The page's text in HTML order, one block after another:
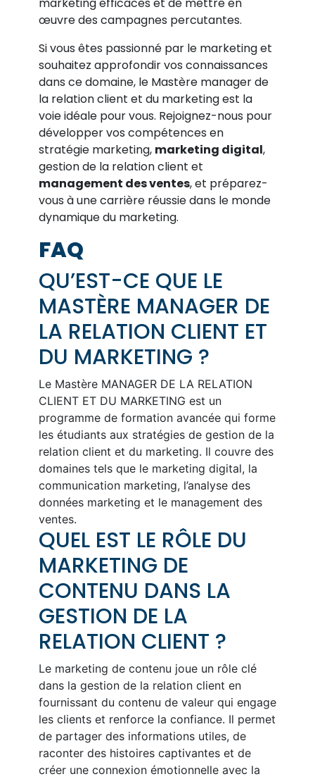
œuvre des campagnes percutantes.
Si vous êtes passionné par le marketing et
souhaitez approfondir vos connaissances
dans ce domaine, le Mastère manager de
la relation client et du marketing est la
voie idéale pour vous. Rejoignez-nous pour
développer vos compétences en
stratégie marketing, marketing digital,
gestion de la relation client et
management des ventes, et préparez-
vous à une carrière réussie dans le monde
dynamique du marketing.
FAQ
QU’EST-CE QUE LE
MASTÈRE MANAGER DE
LA RELATION CLIENT ET
DU MARKETING ?
Le Mastère MANAGER DE LA RELATION
CLIENT ET DU MARKETING est un
programme de formation avancée qui forme
les étudiants aux stratégies de gestion de la
relation client et du marketing. Il couvre des
domaines tels que le marketing digital, la
communication marketing, l’analyse des
données marketing et le management des
ventes.
QUEL EST LE RÔLE DU
MARKETING DE
CONTENU DANS LA
GESTION DE LA
RELATION CLIENT ?
Le marketing de contenu joue un rôle clé
dans la gestion de la relation client en
fournissant du contenu de valeur qui engage
les clients et renforce la confiance. Il permet
de partager des informations utiles, de
raconter des histoires captivantes et de
créer une connexion émotionnelle avec la